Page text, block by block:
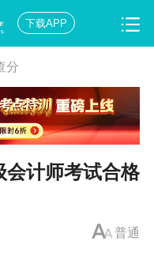
下载APP
分
会计师考试合格
普通